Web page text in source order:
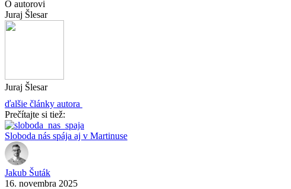
O autorovi
Juraj Šlesar
Juraj Šlesar
ďalšie články autora
Prečítajte si tiež:
Sloboda nás spája aj v Martinuse
Jakub Šuták
16. novembra 2025